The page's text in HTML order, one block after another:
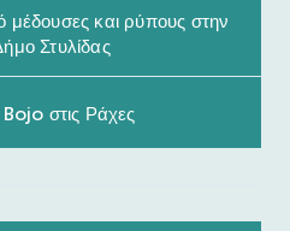
μέδουσες και ρύπους στην
Στυλίδας
Bojo στις Ράχες